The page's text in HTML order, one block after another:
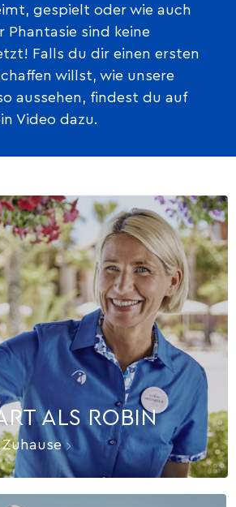
gespielt oder wie auch
Phantasie sind keine
Falls du dir einen ersten
willst, wie unsere
aussehen, findest du auf
Video dazu.
ALS ROBIN